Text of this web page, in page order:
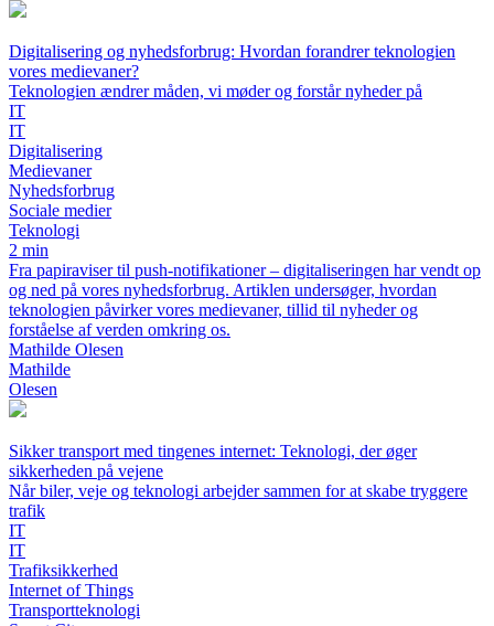
Digitalisering og nyhedsforbrug: Hvordan forandrer teknologien
vores medievaner?
Teknologien ændrer måden, vi møder og forstår nyheder på
IT
IT
Digitalisering
Medievaner
Nyhedsforbrug
Sociale medier
Teknologi
2 min
Fra papiraviser til push-notifikationer – digitaliseringen har vendt op
og ned på vores nyhedsforbrug. Artiklen undersøger, hvordan
teknologien påvirker vores medievaner, tillid til nyheder og
forståelse af verden omkring os.
Mathilde Olesen
Mathilde
Olesen
Sikker transport med tingenes internet: Teknologi, der øger
sikkerheden på vejene
Når biler, veje og teknologi arbejder sammen for at skabe tryggere
trafik
IT
IT
Trafiksikkerhed
Internet of Things
Transportteknologi